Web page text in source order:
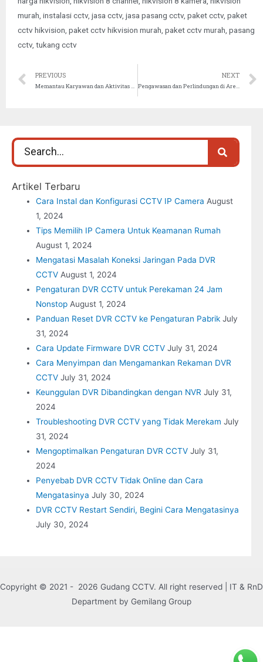
murah, instalasi cctv, jasa cctv, jasa pasang cctv, paket cctv, paket
cctv hikvision, paket cctv hikvision murah, paket cctv murah, pasang
cctv, tukang cctv
PREVIOUS
Memantau Karyawan dan Aktivitas Produksi dengan Bantuan CCTV
NEXT
Pengawasan dan Perlindungan di Area Kehutanan dan Lingkungan Alam dengan Sistem CCTV
Artikel Terbaru
Cara Instal dan Konfigurasi CCTV IP Camera August
1, 2024
Tips Memilih IP Camera Untuk Keamanan Rumah
August 1, 2024
Mengatasi Masalah Koneksi Jaringan Pada DVR
CCTV August 1, 2024
Pengaturan DVR CCTV untuk Perekaman 24 Jam
Nonstop August 1, 2024
Panduan Reset DVR CCTV ke Pengaturan Pabrik July
31, 2024
Cara Update Firmware DVR CCTV July 31, 2024
Cara Menyimpan dan Mengamankan Rekaman DVR
CCTV July 31, 2024
Keunggulan DVR Dibandingkan dengan NVR July 31,
2024
Troubleshooting DVR CCTV yang Tidak Merekam July
31, 2024
Mengoptimalkan Pengaturan DVR CCTV July 31,
2024
Penyebab DVR CCTV Tidak Online dan Cara
Mengatasinya July 30, 2024
DVR CCTV Restart Sendiri, Begini Cara Mengatasinya
July 30, 2024
Copyright © 2021 - 2026 Gudang CCTV. All right reserved | IT & RnD
Department by Gemilang Group